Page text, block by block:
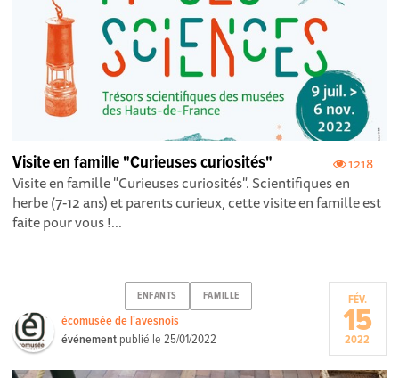
1218
Visite en famille "Curieuses curiosités"
Visite en famille "Curieuses curiosités". Scientifiques en
herbe (7-12 ans) et parents curieux, cette visite en famille est
faite pour vous !...
ENFANTS FAMILLE
écomusée de l'avesnois
événement publié le25/01/2022
FÉV.
15
2022